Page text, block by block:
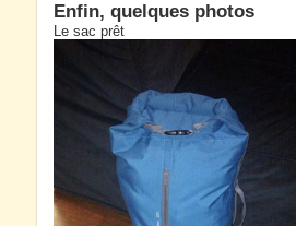
Enfin, quelques photos
Le sac prêt